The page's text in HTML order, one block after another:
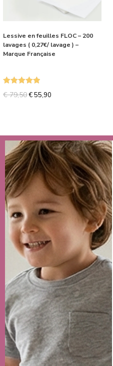
Lessive en feuilles FLOC – 200
lavages ( 0,27€/ lavage ) –
Marque Française
€79,50€55,90